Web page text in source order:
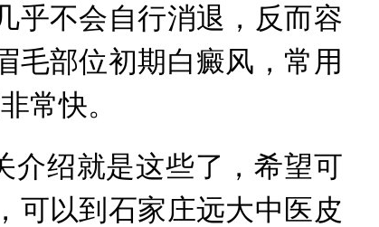
不会自行消退，反而容
毛部位初期白癜风，常用
常快。
绍就是这些了，希望可
可以到石家庄远大中医皮